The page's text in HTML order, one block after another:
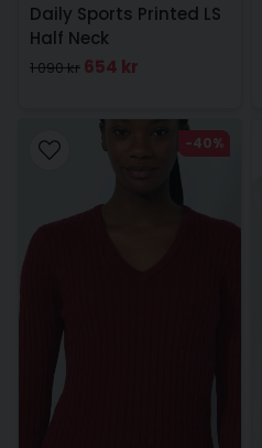
Daily Sports Printed LS
Half Neck
1 090 kr 654 kr
-40%